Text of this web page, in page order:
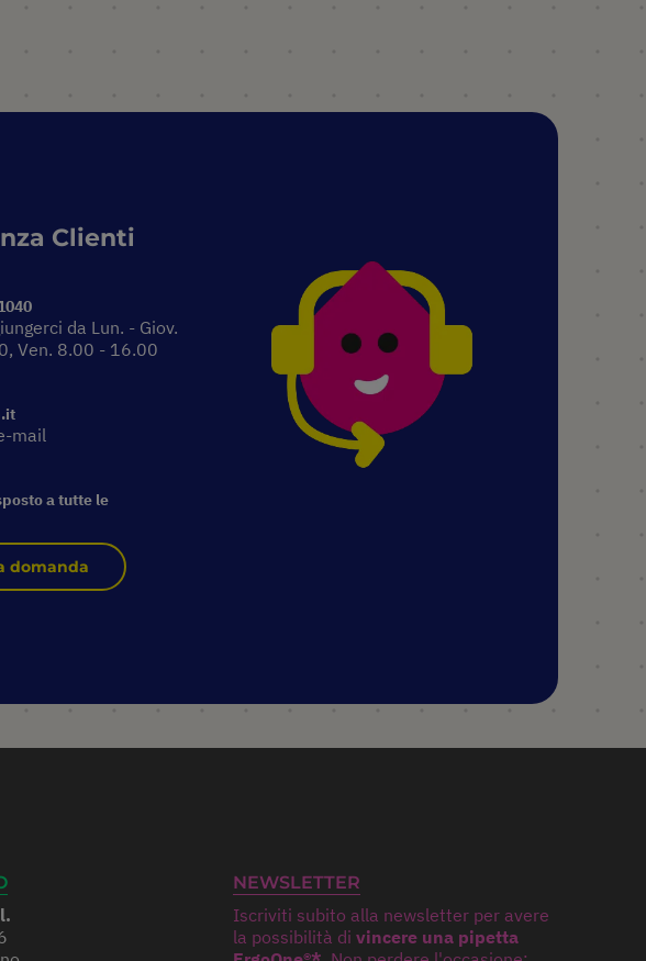
Clienti
da Lun. - Giov.
Ven. 8.00 - 16.00
mail
a tutte le
domanda
NEWSLETTER
Iscriviti subito alla newsletter per avere
la possibilità di vincere una pipetta